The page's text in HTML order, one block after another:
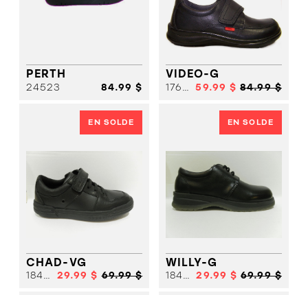
SANDALE
SANDALE
SOULIER
FILLE
SOULIER
SOLDES
SOULIER
GARCON
PERTH
24523 84.99 $
VIDEO-G
17603 59.99 $ 84.99 $
EN SOLDE
CHAD-VG
18457 29.99 $ 69.99 $
EN SOLDE
WILLY-G
18469 29.99 $ 69.99 $